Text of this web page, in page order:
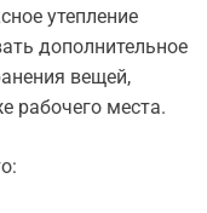
утепление
дополнительное
вещей,
рабочего места.